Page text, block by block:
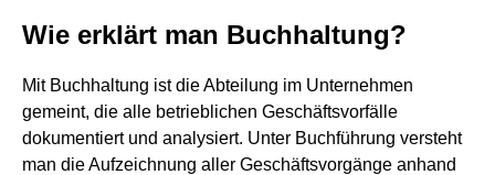
Wie erklärt man Buchhaltung?
Mit Buchhaltung ist die Abteilung im Unternehmen
gemeint, die alle betrieblichen Geschäftsvorfälle
dokumentiert und analysiert. Unter Buchführung versteht
man die Aufzeichnung aller Geschäftsvorgänge anhand